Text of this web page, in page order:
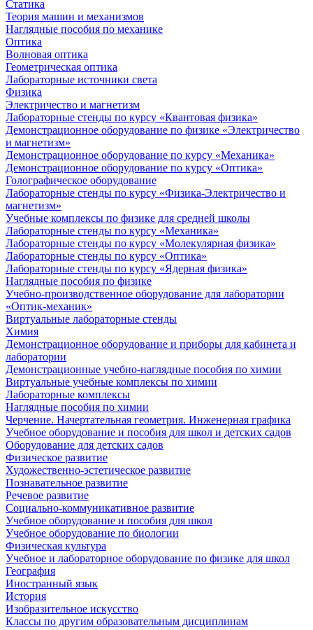
Статика
Теория машин и механизмов
Наглядные пособия по механике
Оптика
Волновая оптика
Геометрическая оптика
Лабораторные источники света
Физика
Электричество и магнетизм
Лабораторные стенды по курсу «Квантовая физика»
Демонстрационное оборудование по физике «Электричество
и магнетизм»
Демонстрационное оборудование по курсу «Механика»
Демонстрационное оборудование по курсу «Оптика»
Голографическое оборудование
Лабораторные стенды по курсу «Физика-Электричество и
магнетизм»
Учебные комплексы по физике для средней школы
Лабораторные стенды по курсу «Механика»
Лабораторные стенды по курсу «Молекулярная физика»
Лабораторные стенды по курсу «Оптика»
Лабораторные стенды по курсу «Ядерная физика»
Наглядные пособия по физике
Учебно-производственное оборудование для лаборатории
«Оптик-механик»
Виртуальные лабораторные стенды
Химия
Демонстрационное оборудование и приборы для кабинета и
лаборатории
Демонстрационные учебно-наглядные пособия по химии
Виртуальные учебные комплексы по химии
Лабораторные комплексы
Наглядные пособия по химии
Черчение. Начертательная геометрия. Инженерная графика
Учебное оборудование и пособия для школ и детских садов
Оборудование для детских садов
Физическое развитие
Художественно-эстетическое развитие
Познавательное развитие
Речевое развитие
Социально-коммуникативное развитие
Учебное оборудование и пособия для школ
Учебное оборудование по биологии
Физическая культура
Учебное и лабораторное оборудование по физике для школ
География
Иностранный язык
История
Изобразительное искусство
Классы по другим образовательным дисциплинам